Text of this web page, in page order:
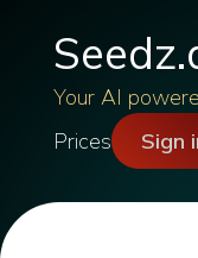
Your AI
Prices
Sign